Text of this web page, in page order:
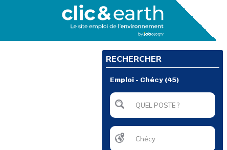
RECHERCHER
Emploi - Chécy (45)